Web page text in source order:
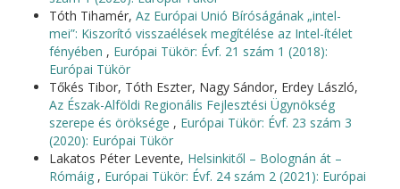
Tóth Tihamér, Az Európai Unió Bíróságának „intel-
mei”: Kiszorító visszaélések megítélése az Intel-ítélet
fényében , Európai Tükör: Évf. 21 szám 1 (2018):
Európai Tükör
Tőkés Tibor, Tóth Eszter, Nagy Sándor, Erdey László,
Az Észak-Alföldi Regionális Fejlesztési Ügynökség
szerepe és öröksége , Európai Tükör: Évf. 23 szám 3
(2020): Európai Tükör
Lakatos Péter Levente, Helsinkitől – Bolognán át –
Rómáig , Európai Tükör: Évf. 24 szám 2 (2021): Európai